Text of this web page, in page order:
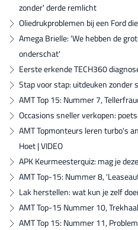
zonder' derde remlicht
Oliedrukproblemen bij een Ford
Amega Brielle: 'We hebben de
onderschat'
Eerste erkende TECH360
Stap voor stap: uitdeuken zonder
AMT Top 15: Nummer 7,
Occasions sneller verkopen:
AMT Topmonteurs leren turbo's
Hoet | VIDEO
APK Keurmeesterquiz: mag je
AMT Top-15: Nummer 8,
Lak herstellen: wat kun je zelf
AMT Top-15 Nummer 10,
AMT Top 15: Nummer 11,